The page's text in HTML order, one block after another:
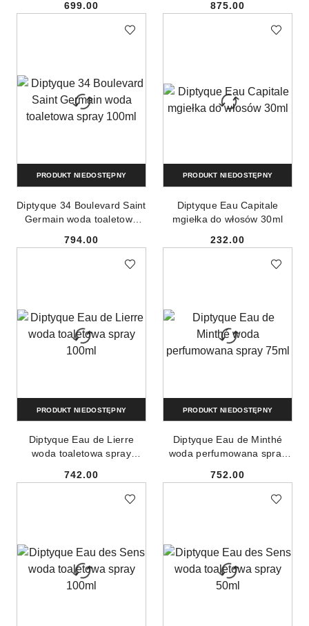
Cena:
699.00
Cena:
875.00
Diptyque 34 Boulevard Saint
Germain woda toaletowa
Cena:
794.00
PRODUKT NIEDOSTĘPNY
Diptyque Eau Capitale
mgiełka do włosów 30ml
Cena:
232.00
PRODUKT NIEDOSTĘPNY
Diptyque Eau de Lierre
woda toaletowa spray
Cena:
742.00
PRODUKT NIEDOSTĘPNY
Diptyque Eau de Minthé
woda perfumowana spray
Cena:
752.00
PRODUKT NIEDOSTĘPNY